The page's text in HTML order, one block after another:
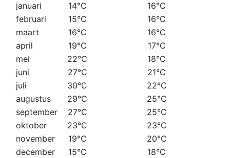
januari 14°C
16°C
februari
15°C
16°C
maart
16°C
16°C
april
19°C
17°C
mei
22°C
18°C
juni
27°C
21°C
juli
30°C
22°C
augustus
29°C
25°C
september
27°C
25°C
oktober
23°C
23°C
november
19°C
20°C
december
15°C 18°C